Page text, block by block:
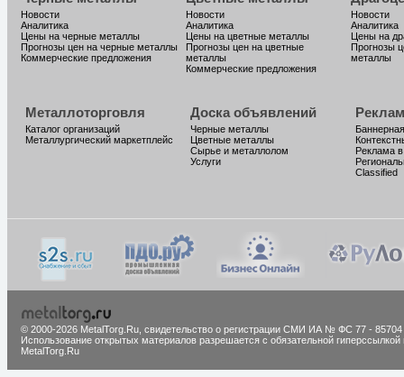
Новости
Аналитика
Цены на черные металлы
Прогнозы цен на черные металлы
Коммерческие предложения
Новости
Аналитика
Цены на цветные металлы
Прогнозы цен на цветные
металлы
Коммерческие предложения
Новости
Аналитика
Цены на
Прогнозы
металлы
Металлоторговля
Каталог организаций
Металлургический маркетплейс
Доска объявлений
Черные металлы
Цветные металлы
Сырье и металлолом
Услуги
Реклама
Classified
© 2000-2026 MetalTorg.Ru, cвидетельство о регистрации СМИ ИА № ФС 77 - 85704
Использование открытых материалов разрешается с обязательной гиперссылкой
MetalTorg.Ru